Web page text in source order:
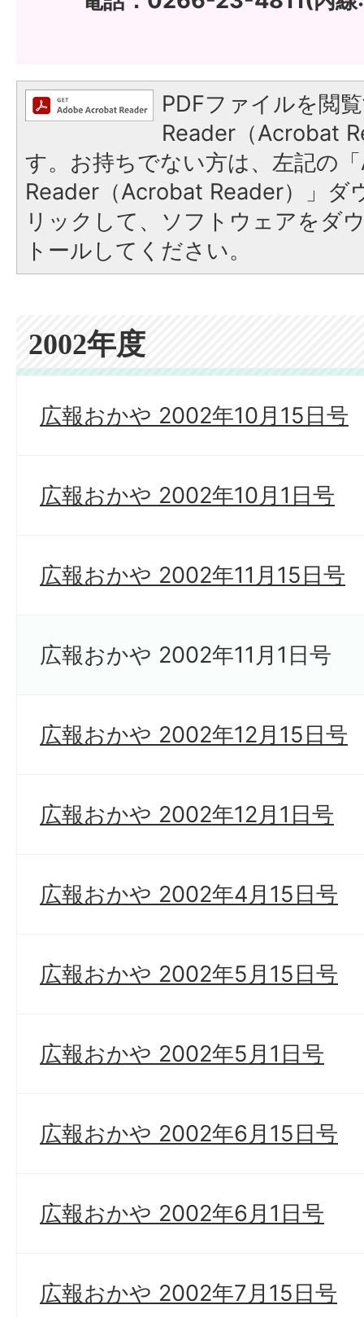
PDFファイルを閲
Reader（Acrobat
す。お持ちでない方は、左記の
Reader（Acrobat Reader）」ダ
リックして、ソフトウェアをダ
トールしてください。
2002年度
広報おかや 2002年10月15日号
広報おかや 2002年10月1日号
広報おかや 2002年11月15日号
広報おかや 2002年11月1日号
広報おかや 2002年12月15日号
広報おかや 2002年12月1日号
広報おかや 2002年4月15日号
広報おかや 2002年5月15日号
広報おかや 2002年5月1日号
広報おかや 2002年6月15日号
広報おかや 2002年6月1日号
広報おかや 2002年7月15日号